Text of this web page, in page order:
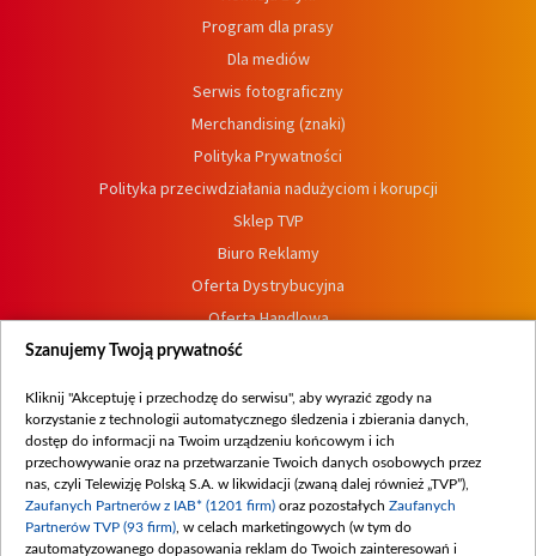
Program dla prasy
Dla mediów
Serwis fotograficzny
Merchandising (znaki)
Polityka Prywatności
Polityka przeciwdziałania nadużyciom i korupcji
Sklep TVP
Biuro Reklamy
Oferta Dystrybucyjna
Oferta Handlowa
Dostępność
Procedura zgłoszeń wewnętrznych
Szanujemy Twoją prywatność
Kliknij "Akceptuję i przechodzę do serwisu", aby wyrazić zgody na
korzystanie z technologii automatycznego śledzenia i zbierania danych,
dostęp do informacji na Twoim urządzeniu końcowym i ich
przechowywanie oraz na przetwarzanie Twoich danych osobowych przez
nas, czyli Telewizję Polską S.A. w likwidacji (zwaną dalej również „TVP”),
Zaufanych Partnerów z IAB* (1201 firm) oraz pozostałych Zaufanych
Partnerów TVP (93 firm) , w celach marketingowych (w tym do
zautomatyzowanego dopasowania reklam do Twoich zainteresowań i